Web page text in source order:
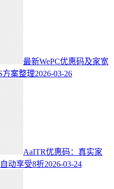
最新WePC优惠码及家宽
方案整理2026-03-26
AaITR优惠码：真实家
动享受8折2026-03-24